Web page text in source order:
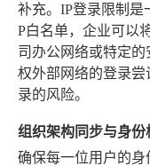
补充。IP登录限制是
P白名单，企业可以
司办公网络或特定
权外部网络的登录
录的风险。
组织架构同步与身份
确保每一位用户的